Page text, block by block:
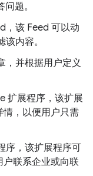
题。
，该 Feed 可以动
内容。
，并根据用户定义
扩展程序，该扩展
，以便用户只需
序，该扩展程序可
联系企业或向联